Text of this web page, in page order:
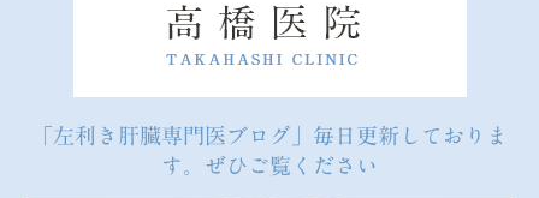
「左利き肝臓専門医ブログ」毎日更新しておりま
す。ぜひご覧ください